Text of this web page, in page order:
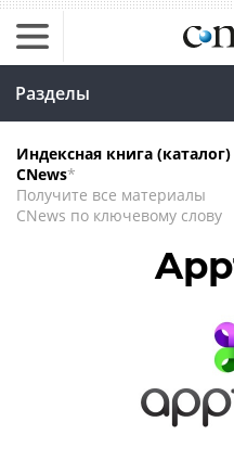
Разделы
Индексная книга (каталог)
CNews*
Получите все материалы
CNews по ключевому слову